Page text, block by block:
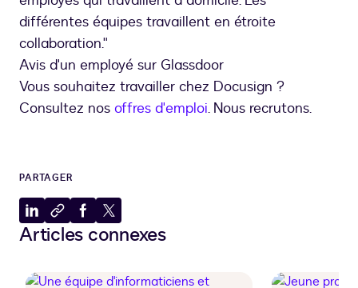
différentes équipes travaillent en étroite
collaboration."
Avis d'un employé sur Glassdoor
Vous souhaitez travailler chez Docusign ?
Consultez nos offres d'emploi. Nous recrutons.
PARTAGER
Partager
sur
Copier
dans
Partager
sur
Partager
sur
Articles connexes